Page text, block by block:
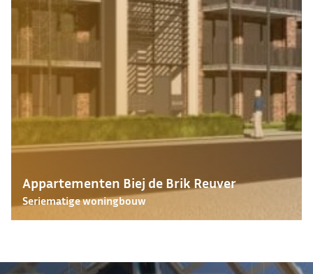
Appartementen Biej de Brik Reuver
Seriematige woningbouw